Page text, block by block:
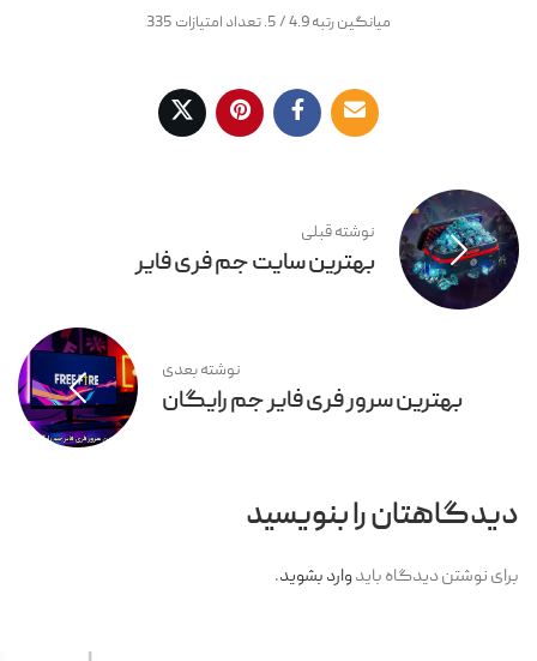
میانگین رتبه4.9/ 5. تعداد امتیازات 335
نوشته قبلی
بهترین سایت جم فری فایر
نوشته بعدی
بهترین سرور فری فایر جم رایگان
دیدگاهتان را بنویسید
برای نوشتن دیدگاه بایدوارد بشوید.